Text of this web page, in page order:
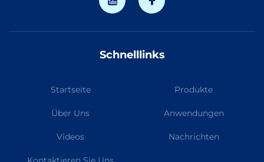
Schnelllinks
Startseite Produkte
Über Uns Anwendungen
Videos Nachrichten